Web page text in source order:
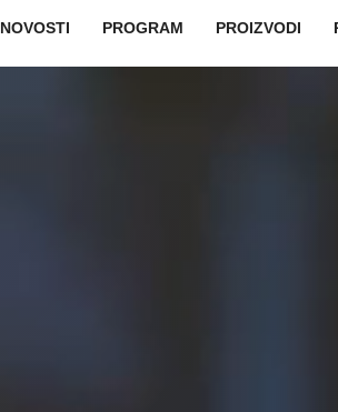
Main navigation
NOVOSTI PROGRAM PROIZVODI